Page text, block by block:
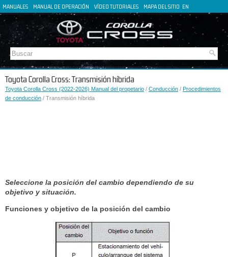
MANUALES MANUAL DE OPERACIÓN VÍDEO TUTORIALES MAPA DEL SITIO EN
FR
IT
Toyota Corolla Cross: Transmisión híbrida
Toyota Corolla Cross (2022-2026) Manual del propetario / Conducción / Procedimientos
de conducción / Transmisión híbrida
Seleccione la posición del cambio dependiendo de su
objetivo y situación.
Funciones y objetivo de la posición del cambio